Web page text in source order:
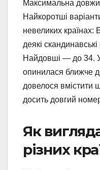
Максимальна
Найкоротші
невеликих країнах:
деякі
Найдовші — до 34.
опинилася ближче
довелося вмістити
досить довгий
Як
різних